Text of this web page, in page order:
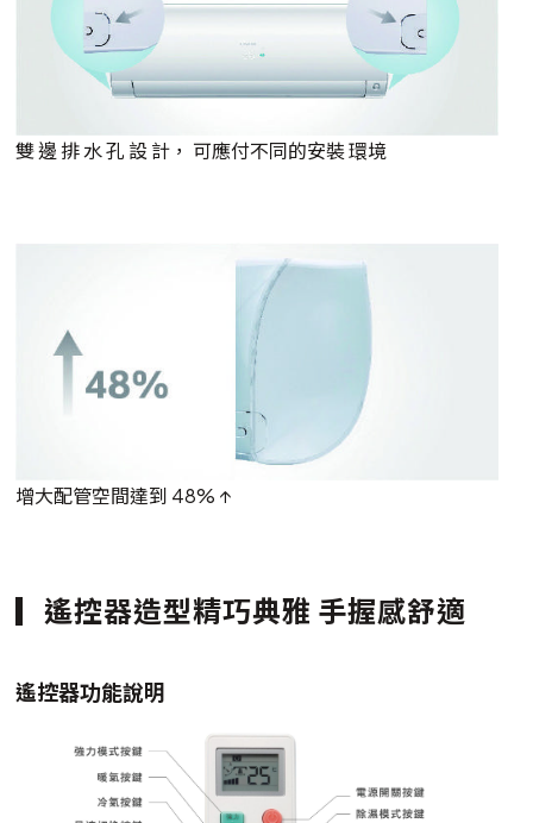
雙 邊 排 水 孔 設 計， 可應付不同的安裝 環境
增大配管空間達到 48% ↑
遙控器造型精巧典雅 手握感舒適
遙控器功能說明